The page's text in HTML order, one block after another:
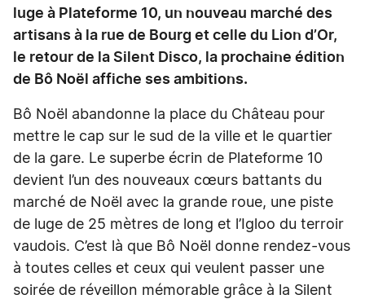
luge à Plateforme 10, un nouveau marché des
artisans à la rue de Bourg et celle du Lion d’Or,
le retour de la Silent Disco, la prochaine édition
de Bô Noël affiche ses ambitions.
Bô Noël abandonne la place du Château pour
mettre le cap sur le sud de la ville et le quartier
de la gare. Le superbe écrin de Plateforme 10
devient l’un des nouveaux cœurs battants du
marché de Noël avec la grande roue, une piste
de luge de 25 mètres de long et l’Igloo du terroir
vaudois. C’est là que Bô Noël donne rendez-vous
à toutes celles et ceux qui veulent passer une
soirée de réveillon mémorable grâce à la Silent